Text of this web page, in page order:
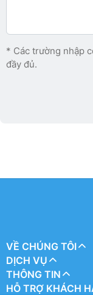
* Các trường nhập
đầy đủ.
VỀ CHÚNG TÔI
DỊCH VỤ
THÔNG TIN
HỖ TRỢ KHÁCH